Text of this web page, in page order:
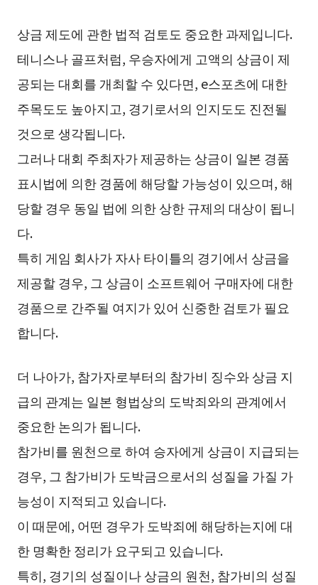
상금 제도에 관한 법적 검토도 중요한 과제입니다.
테니스나 골프처럼, 우승자에게 고액의 상금이 제
공되는 대회를 개최할 수 있다면, e스포츠에 대한
주목도도 높아지고, 경기로서의 인지도도 진전될
것으로 생각됩니다.
그러나 대회 주최자가 제공하는 상금이 일본 경품
표시법에 의한 경품에 해당할 가능성이 있으며, 해
당할 경우 동일 법에 의한 상한 규제의 대상이 됩니
다.
특히 게임 회사가 자사 타이틀의 경기에서 상금을
제공할 경우, 그 상금이 소프트웨어 구매자에 대한
경품으로 간주될 여지가 있어 신중한 검토가 필요
합니다.
더 나아가, 참가자로부터의 참가비 징수와 상금 지
급의 관계는 일본 형법상의 도박죄와의 관계에서
중요한 논의가 됩니다.
참가비를 원천으로 하여 승자에게 상금이 지급되는
경우, 그 참가비가 도박금으로서의 성질을 가질 가
능성이 지적되고 있습니다.
이 때문에, 어떤 경우가 도박죄에 해당하는지에 대
한 명확한 정리가 요구되고 있습니다.
특히, 경기의 성질이나 상금의 원천, 참가비의 성질